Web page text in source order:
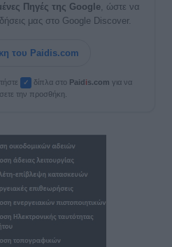
Πηγές της Google , ώστε να
μας στο Google Discover.
του Paidis.com
✓ δίπλα στο Paidis.com για να
την προσθήκη.